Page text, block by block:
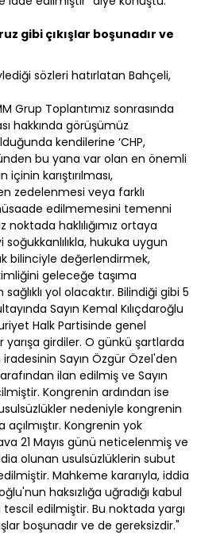
gibi çıkışlar boşunadır ve
sözleri hatırlatan Bahçeli,
Grup Toplantımız sonrasında
hakkında görüşümüz
kendilerine ‘CHP,
bu yana var olan en önemli
karıştırılması,
zedelenmesi veya farklı
edilmemesini temenni
haklılığımız ortaya
soğukkanlılıkla, hukuka uygun
bilinciyle değerlendirmek,
geleceğe taşıma
yol olacaktır. Bilindiği gibi 5
Sayın Kemal Kılıçdaroğlu
Halk Partisinde genel
girdiler. O günkü şartlarda
Sayın Özgür Özel'den
ilan edilmiş ve Sayın
Kongrenin ardından ise
nedeniyle kongrenin
Kongrenin yok
21 Mayıs günü neticelenmiş ve
olunan usulsüzlüklerin subut
Mahkeme kararıyla, iddia
haksızlığa uğradığı kabul
edilmiştir. Bu noktada yargı
boşunadır ve de gereksizdir."